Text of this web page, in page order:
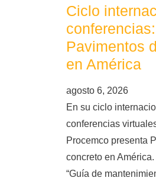
Ciclo
conferencias:
Pavimentos
en América
agosto 6, 2026
En su ciclo
conferencias
Procemco presenta
concreto en
“Guía de